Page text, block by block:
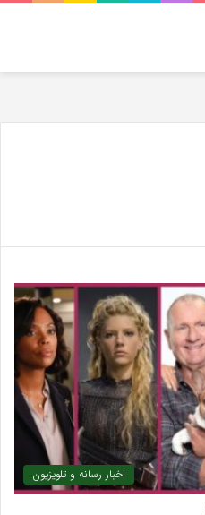
اخبار رسانه و تلویزیون